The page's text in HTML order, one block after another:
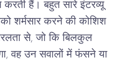
करती हैं। बहुत सारे इंटरव्यू
शर्मसार करने की कोशिश
से, जो कि बिलकुल
, वह उन सवालों में फंसने या